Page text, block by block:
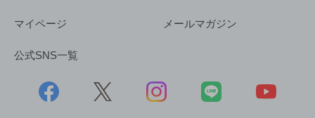
マイページ メールマガジン
公式SNS一覧